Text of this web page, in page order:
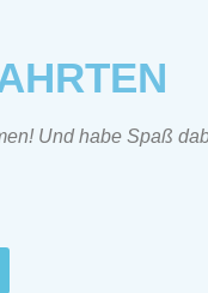
Und habe Spaß